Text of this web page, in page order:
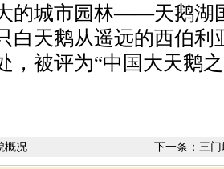
的城市园林——天鹅湖
白天鹅从遥远的西伯利
，被评为“中国大天鹅
下一条： 三门
概况